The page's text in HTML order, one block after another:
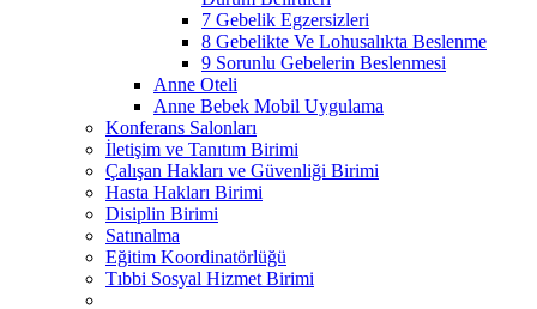
7 Gebelik Egzersizleri
8 Gebelikte Ve Lohusalıkta Beslenme
9 Sorunlu Gebelerin Beslenmesi
Anne Oteli
Anne Bebek Mobil Uygulama
Konferans Salonları
İletişim ve Tanıtım Birimi
Çalışan Hakları ve Güvenliği Birimi
Hasta Hakları Birimi
Disiplin Birimi
Satınalma
Eğitim Koordinatörlüğü
Tıbbi Sosyal Hizmet Birimi